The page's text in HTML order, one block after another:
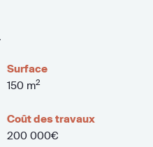
Surface
150 m2
Coût des travaux
200 000€